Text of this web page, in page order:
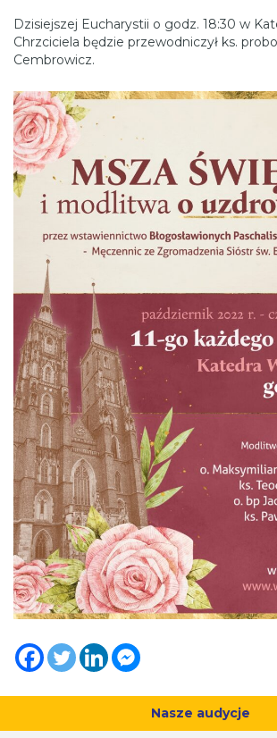
Dzisiejszej Eucharystii o godz. 18:30 w
Chrzciciela będzie przewodniczył ks.
Cembrowicz.
Nasze audycje